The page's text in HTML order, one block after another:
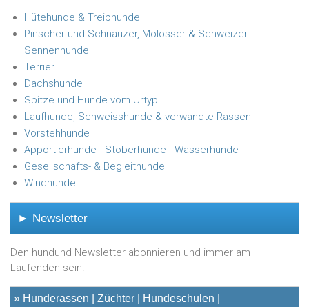
Hütehunde & Treibhunde
Pinscher und Schnauzer, Molosser & Schweizer
Sennenhunde
Terrier
Dachshunde
Spitze und Hunde vom Urtyp
Laufhunde, Schweisshunde & verwandte Rassen
Vorstehhunde
Apportierhunde - Stöberhunde - Wasserhunde
Gesellschafts- & Begleithunde
Windhunde
► Newsletter
Den hundund Newsletter abonnieren und immer am
Laufenden sein.
» Hunderassen Züchter Hundeschulen